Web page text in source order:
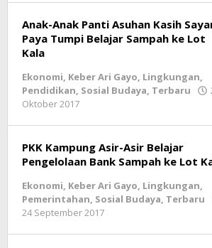
Anak-Anak Panti Asuhan Kasih
Paya Tumpi Belajar Sampah ke Lot
Kala
Ekonomi, Keber Ari Gayo, Lingkungan,
Pendidikan, Sosial Budaya, Terbaru
Oktober 2017
PKK Kampung Asir-Asir Belajar
Pengelolaan Bank Sampah ke Lot
Ekonomi, Keber Ari Gayo, Lingkungan,
Pemerintahan, Sosial Budaya, Terbaru
24 September 2017